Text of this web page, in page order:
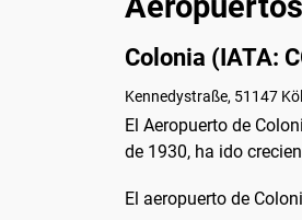
Colonia (IATA:
Kennedystraße, 51147
El Aeropuerto de
de 1930, ha ido
El aeropuerto de